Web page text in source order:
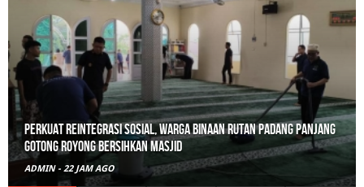
Perkuat Reintegrasi Sosial, Warga Binaan Rutan Padang Panjang
Gotong Royong Bersihkan Masjid
ADMIN - 22 JAM AGO